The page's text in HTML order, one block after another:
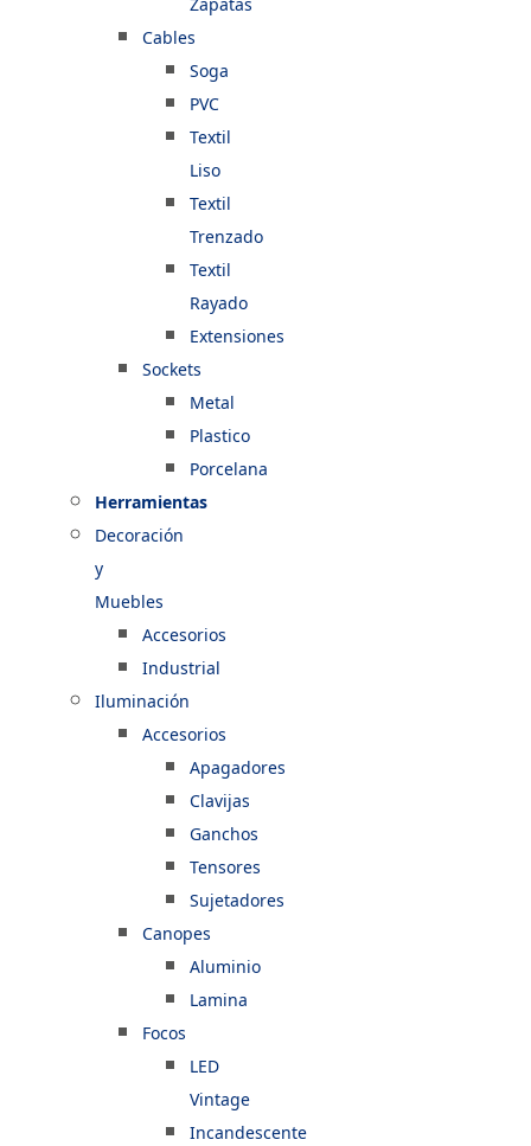
Zapatas
Cables
Soga
PVC
Textil
Liso
Textil
Trenzado
Textil
Rayado
Extensiones
Sockets
Metal
Plastico
Porcelana
Herramientas
Decoración
y
Muebles
Accesorios
Industrial
Iluminación
Accesorios
Apagadores
Clavijas
Ganchos
Tensores
Sujetadores
Canopes
Aluminio
Lamina
Focos
LED
Vintage
Incandescente